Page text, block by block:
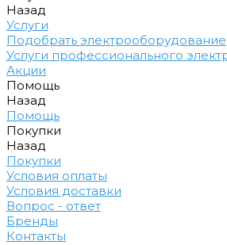
Назад
Услуги
Подобрать электрооборудование
Услуги профессионального
Акции
Помощь
Назад
Помощь
Покупки
Назад
Покупки
Условия оплаты
Условия доставки
Вопрос - ответ
Бренды
Контакты